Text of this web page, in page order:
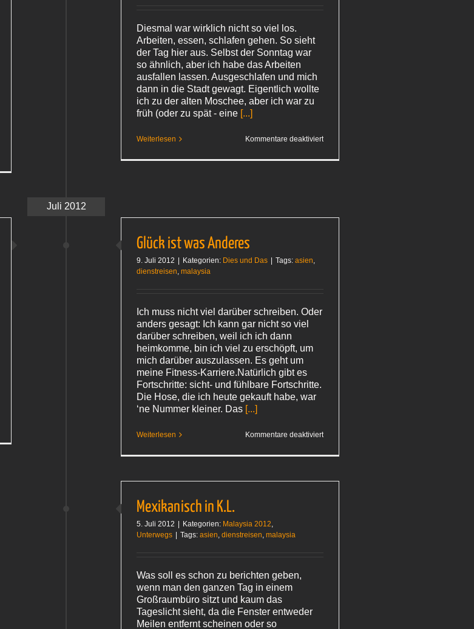
Diesmal war wirklich nicht so viel los.
Arbeiten, essen, schlafen gehen. So sieht
der Tag hier aus. Selbst der Sonntag war
so ähnlich, aber ich habe das Arbeiten
ausfallen lassen. Ausgeschlafen und mich
dann in die Stadt gewagt. Eigentlich wollte
ich zu der alten Moschee, aber ich war zu
früh (oder zu spät - eine [...]
Weiterlesen Kommentare deaktiviertfür
Juli 2012
Glück ist was Anderes
9. Juli 2012 Kategorien: Dies und Das Tags: asien,
dienstreisen, malaysia
Ich muss nicht viel darüber schreiben. Oder
anders gesagt: Ich kann gar nicht so viel
darüber schreiben, weil ich ich dann
heimkomme, bin ich viel zu erschöpft, um
mich darüber auszulassen. Es geht um
meine Fitness-Karriere.Natürlich gibt es
Fortschritte: sicht- und fühlbare Fortschritte.
Die Hose, die ich heute gekauft habe, war
‘ne Nummer kleiner. Das [...]
Weiterlesen Kommentare deaktiviertfür
Mexikanisch in K.L.
5. Juli 2012 Kategorien: Malaysia 2012,
Unterwegs
Tags: asien, dienstreisen, malaysia
Was soll es schon zu berichten geben,
wenn man den ganzen Tag in einem
Großraumbüro sitzt und kaum das
Tageslicht sieht, da die Fenster entweder
Meilen entfernt scheinen oder so